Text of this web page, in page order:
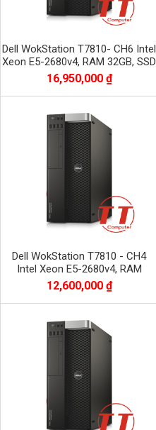
Dell WokStation T7810- CH6 Intel
Xeon E5-2680v4, RAM 32GB, SSD
512GB + HDD 1TB, VGA RTX
3060 OC
16,950,000 ₫
Dell WokStation T7810 - CH4
Intel Xeon E5-2680v4, RAM
32GB, SSD 512GB + HDD 1TB,
VGA NVIDIA Quadro
12,600,000 ₫